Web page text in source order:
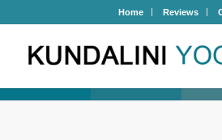
Home Reviews